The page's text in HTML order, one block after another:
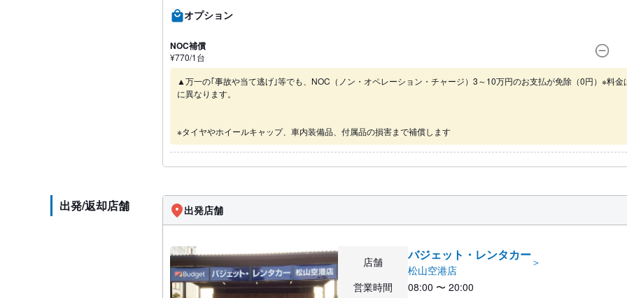
オプション
NOC補償
¥770/1台
▲万一の｢事故や当て逃げ｣等でも、NOC（ノン・オペレーション・チャージ）3～10万円のお支払が免除（0円）※料金
に異なります。
※タイヤやホイールキャップ、車内装備品、付属品の損害まで補償します
出発/返却店舗 出発店舗
店舗 バジェット・レンタカー
松山空港店
＞
営業時間
08:00 〜 20:00